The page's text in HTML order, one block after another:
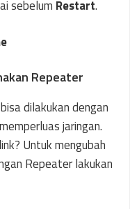
sebelum Restart.
Repeater
dilakukan dengan
jaringan.
Untuk mengubah
Repeater lakukan